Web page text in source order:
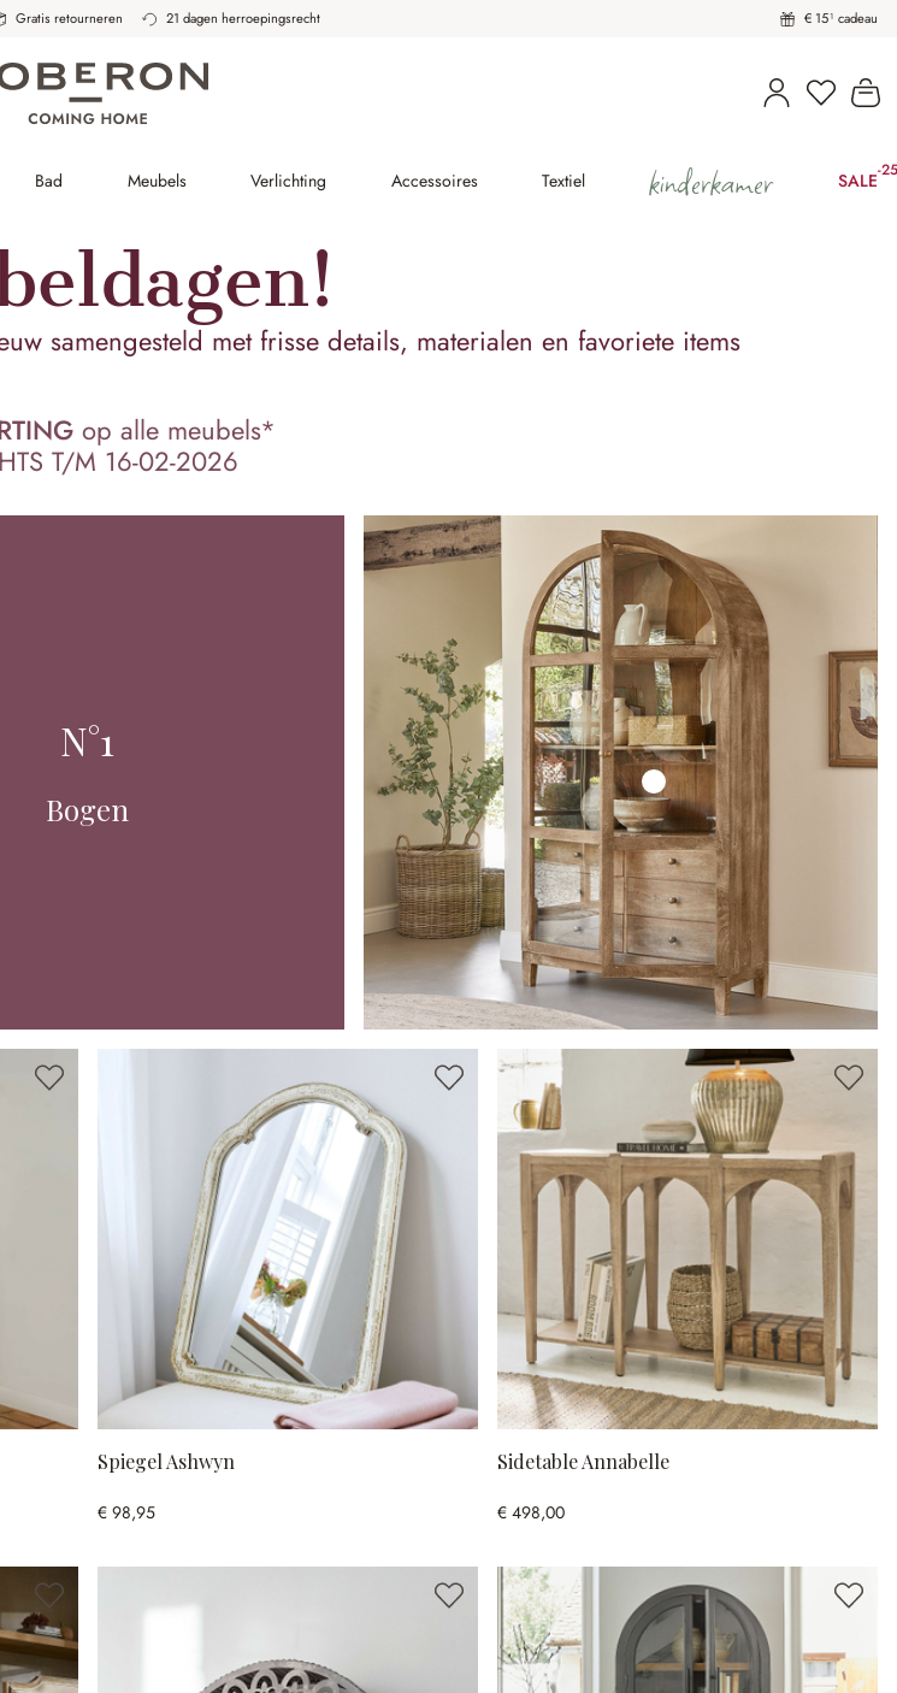
Gratis retourneren 21 dagen herroepingsrecht € 15¹ cadeau
U heeft
Bad Meubels Verlichting Accessoires Textiel kinderkamer SALE-
samengesteld met frisse details, materialen en favoriete items
op alle meubels*
T/M 16-02-2026
N°1
Bogen
Spiegel Ashwyn
€ 98,95
Sidetable Annabelle
€ 498,00